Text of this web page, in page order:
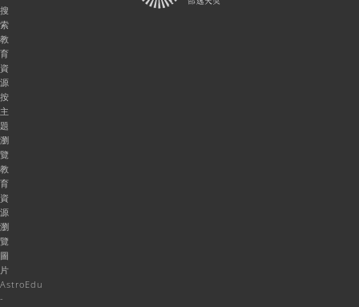
搜
索
教
育
資
源
按
主
題
瀏
覽
教
育
資
源
瀏
覽
圖
片
AstroEdu
-